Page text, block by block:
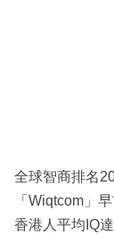
全球智商排名
「Wiqtcom」
香港人平均IQ